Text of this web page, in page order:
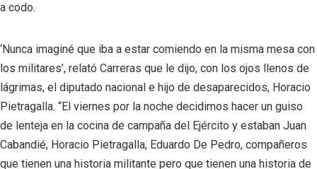
a codo.
‘Nunca imaginé que iba a estar comiendo en la misma mesa con
los militares’, relató Carreras que le dijo, con los ojos llenos de
lágrimas, el diputado nacional e hijo de desaparecidos, Horacio
Pietragalla. “El viernes por la noche decidimos hacer un guiso
de lenteja en la cocina de campaña del Ejército y estaban Juan
Cabandié, Horacio Pietragalla, Eduardo De Pedro, compañeros
que tienen una historia militante pero que tienen una historia de